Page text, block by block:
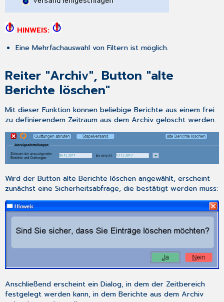
HINWEIS:
Eine Mehrfachauswahl von Filtern ist möglich.
Reiter "Archiv", Button "alte
Berichte löschen"
Mit dieser Funktion können beliebige Berichte aus einem frei
zu definierendem Zeitraum aus dem Archiv gelöscht werden.
Wird der Buttonalte Berichte löschen angewählt, erscheint
zunächst eine Sicherheitsabfrage, die bestätigt werden muss:
Anschließend erscheint ein Dialog, in dem der Zeitbereich
festgelegt werden kann, in dem Berichte aus dem Archiv